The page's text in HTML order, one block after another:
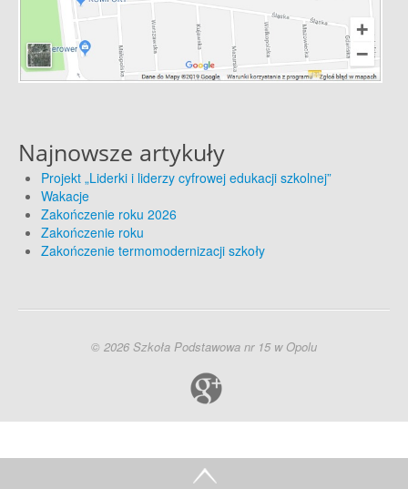
Najnowsze artykuły
Projekt „Liderki i liderzy cyfrowej edukacji szkolnej”
Wakacje
Zakończenie roku 2026
Zakończenie roku
Zakończenie termomodernizacji szkoły
© 2026 Szkoła Podstawowa nr 15 w Opolu